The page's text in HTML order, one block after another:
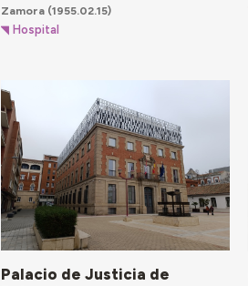
Zamora (1955.02.15)
Hospital
Palacio de Justicia de